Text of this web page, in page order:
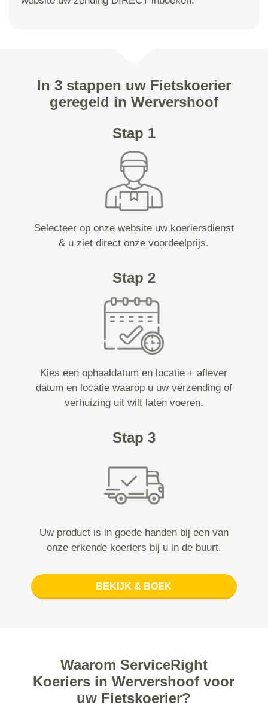
In 3 stappen uw Fietskoerier
geregeld in Wervershoof
Stap 1
Selecteer op onze website uw koeriersdienst
& u ziet direct onze voordeelprijs.
Stap 2
Kies een ophaaldatum en locatie + aflever
datum en locatie waarop u uw verzending of
verhuizing uit wilt laten voeren.
Stap 3
Uw product is in goede handen bij een van
onze erkende koeriers bij u in de buurt.
BEKIJK & BOEK
Waarom ServiceRight
Koeriers in Wervershoof voor
uw Fietskoerier?